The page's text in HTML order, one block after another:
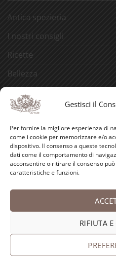
Gestisci il
Per fornire la migliore esperienza di
come i cookie per memorizzare e/o
dispositivo. Il consenso a queste
dati come il comportamento di
acconsentire o ritirare il consenso
caratteristiche e funzioni.
RIFIUTA
Antica spezieria
I nostri consigli
Ricette
Bellezza
Aforismi
Eventi
Video
Curiosità
Antica